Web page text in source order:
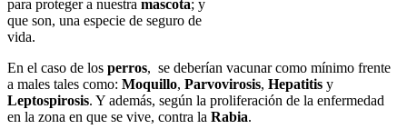
para proteger a nuestra mascota; y
que son, una especie de seguro de
vida.
En el caso de los perros, se deberían vacunar como mínimo frente
a males tales como: Moquillo, Parvovirosis, Hepatitis y
Leptospirosis. Y además, según la proliferación de la enfermedad
en la zona en que se vive, contra la Rabia.